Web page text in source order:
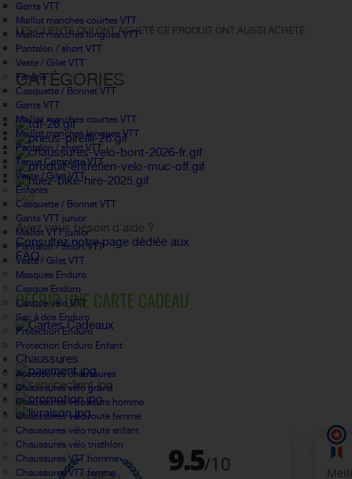
Gants VTT
Maillot manches courtes VTT
Maillot manches longues VTT
Pantalon / short VTT
Veste / Gilet VTT
Femme
Casquette / Bonnet VTT
Gants VTT
Maillot manches courtes VTT
Maillot manches longues VTT
Pantalon / short VTT
Tenue Complète VTT
Veste / Gilet VTT
Enfants
Casquette / Bonnet VTT
Gants VTT junior
Maillot VTT junior
Pantalon / Short VTT
Veste / Gilet VTT
Masques Enduro
Casque Enduro
Casque vélo VTT
Sac à dos Enduro
Protection Enduro
Protection Enduro Enfant
Chaussures
Accessoires chaussures
Chaussures vélo gravel
Chaussures vélo route homme
Chaussures vélo route femme
Chaussures vélo route enfant
Chaussures vélo triathlon
Chaussures VTT homme
Chaussures VTT femme
LES CLIENTS QUI ONT ACHETÉ CE PRODUIT ONT AUSSI ACHETÉ :
CATÉGORIES
FAQ
Avez vous besoin d'aide ?
Consultez notre page dédiée aux
FAQ.
OFFRIR UNE CARTE CADEAU